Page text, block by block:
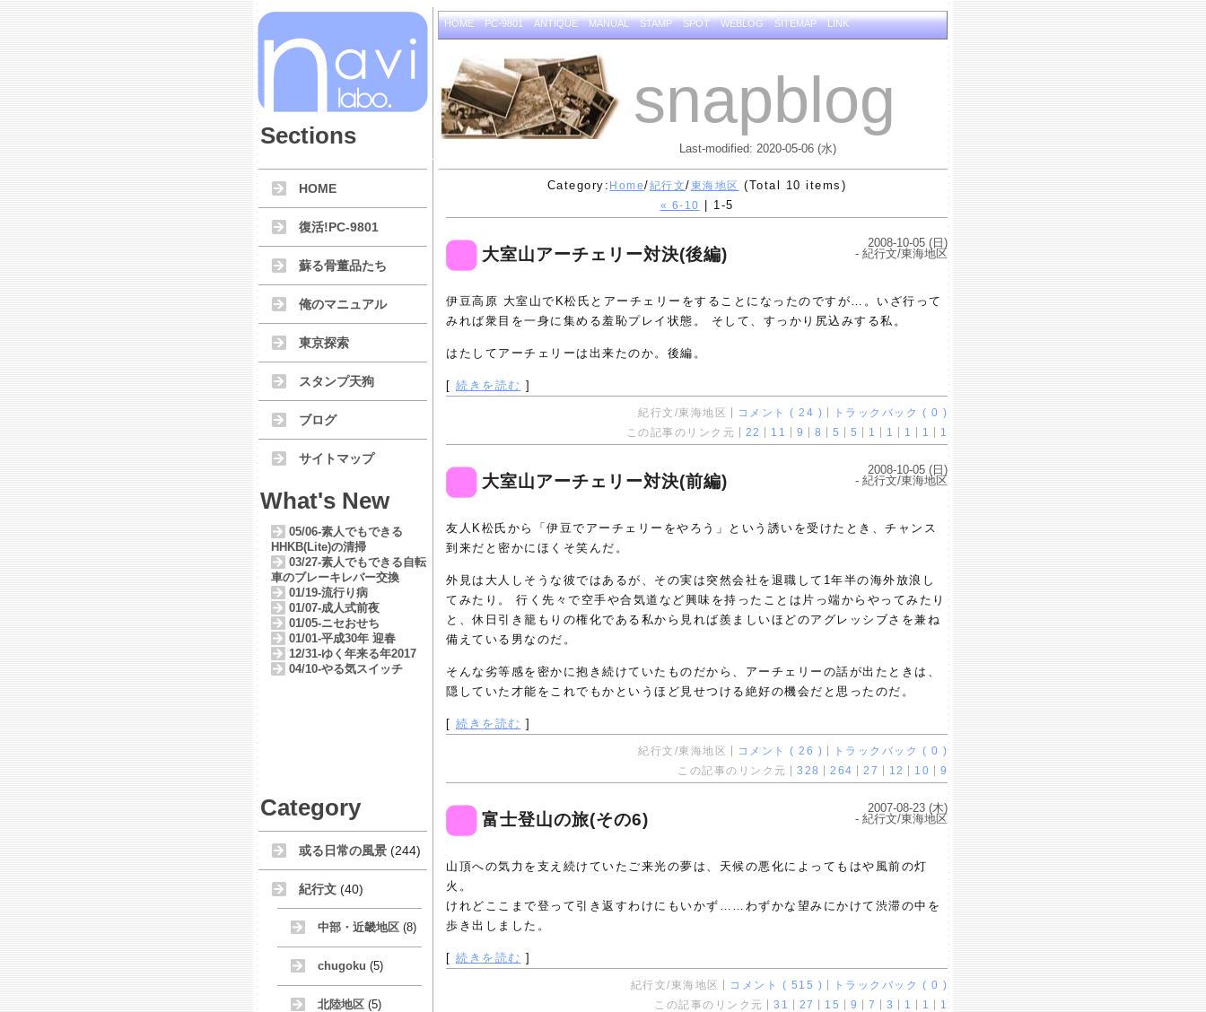
Sections
HOME PC-9801 ANTIQUE MANUAL STAMP SPOT WEBLOG SITEMAP LINK
snapblog
Last-modified: 2020-05-06 (水)
HOME
復活!PC-9801
蘇る骨董品たち
俺のマニュアル
東京探索
スタンプ天狗
ブログ
サイトマップ
What's New
05/06-素人でもできる
HHKB(Lite)の清掃
03/27-素人でもできる自転
車のブレーキレバー交換
01/19-流行り病
01/07-成人式前夜
01/05-ニセおせち
01/01-平成30年 迎春
12/31-ゆく年来る年2017
04/10-やる気スイッチ
Category
或る日常の風景 (244)
紀行文 (40)
中部・近畿地区 (8)
chugoku (5)
北陸地区 (5)
Category: Home/紀行文/東海地区 (Total 10 items)
« 6-10 | 1-5
大室山アーチェリー対決(後編)
2008-10-05 (日)
- 紀行文/東海地区
伊豆高原 大室山でK松氏とアーチェリーをすることになったのですが…。いざ行って
みれば衆目を一身に集める羞恥プレイ状態。 そして、すっかり尻込みする私。
はたしてアーチェリーは出来たのか。後編。
[ 続きを読む ]
紀行文/東海地区 コメント ( 24 )
トラックバック ( 0 )
この記事のリンク元
22 11 9 8 5 5 1 1 1 1 1
大室山アーチェリー対決(前編)
2008-10-05 (日)
- 紀行文/東海地区
友人K松氏から「伊豆でアーチェリーをやろう」という誘いを受けたとき、チャンス
到来だと密かにほくそ笑んだ。
外見は大人しそうな彼ではあるが、その実は突然会社を退職して1年半の海外放浪し
てみたり。 行く先々で空手や合気道など興味を持ったことは片っ端からやってみたり
と、休日引き籠もりの権化である私から見れば羨ましいほどのアグレッシブさを兼ね
備えている男なのだ。
そんな劣等感を密かに抱き続けていたものだから、アーチェリーの話が出たときは、
隠していた才能をこれでもかというほど見せつける絶好の機会だと思ったのだ。
[ 続きを読む ]
紀行文/東海地区 コメント ( 26 )
トラックバック ( 0 )
この記事のリンク元
328 264 27 12 10 9
富士登山の旅(その6)
2007-08-23 (木)
- 紀行文/東海地区
山頂への気力を支え続けていたご来光の夢は、天候の悪化によってもはや風前の灯
火。
けれどここまで登って引き返すわけにもいかず……わずかな望みにかけて渋滞の中を
歩き出しました。
[ 続きを読む ]
紀行文/東海地区 コメント ( 515 )
トラックバック ( 0 )
この記事のリンク元
31 27 15 9 7 3 1 1 1